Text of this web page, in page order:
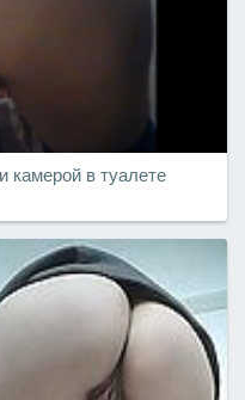
камерой в туалете